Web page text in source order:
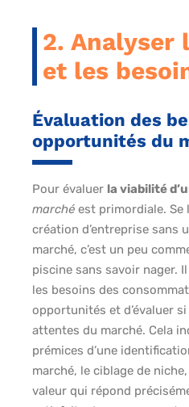
2. Analyser
et les
Évaluation des
opportunités du
Pour évaluer la viabilité
marché est primordiale. Se
création d’entreprise sans
marché, c’est un peu
piscine sans savoir nager.
les besoins des
opportunités et d’évaluer
attentes du marché. Cela
prémices d’une
marché, le ciblage de
valeur qui répond